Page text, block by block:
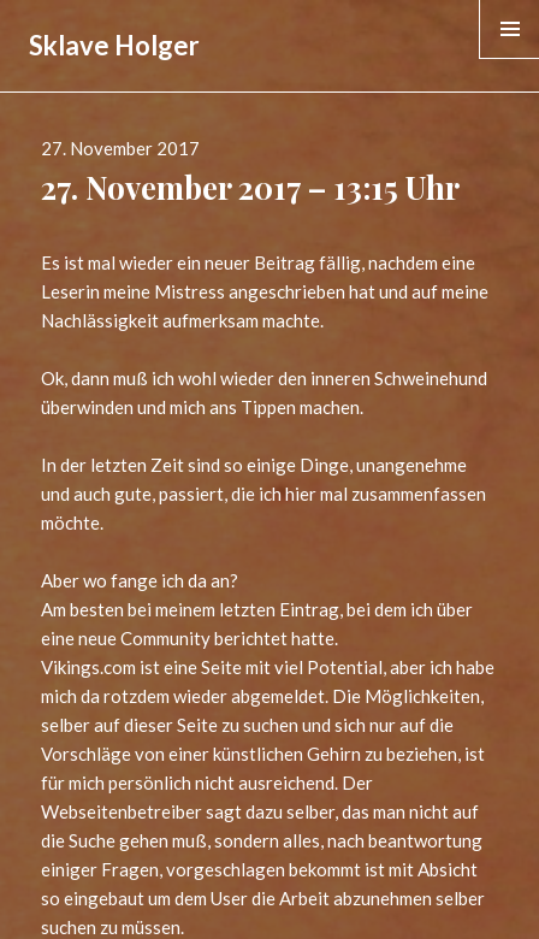
Sklave Holger
Veröffentlicht
27. November 2017
27. November 2017 – 13:15 Uhr
Es ist mal wieder ein neuer Beitrag fällig, nachdem eine
Leserin meine Mistress angeschrieben hat und auf meine
Nachlässigkeit aufmerksam machte.
Ok, dann muß ich wohl wieder den inneren Schweinehund
überwinden und mich ans Tippen machen.
In der letzten Zeit sind so einige Dinge, unangenehme
und auch gute, passiert, die ich hier mal zusammenfassen
möchte.
Aber wo fange ich da an?
Am besten bei meinem letzten Eintrag, bei dem ich über
eine neue Community berichtet hatte.
Vikings.com ist eine Seite mit viel Potential, aber ich habe
mich da rotzdem wieder abgemeldet. Die Möglichkeiten,
selber auf dieser Seite zu suchen und sich nur auf die
Vorschläge von einer künstlichen Gehirn zu beziehen, ist
für mich persönlich nicht ausreichend. Der
Webseitenbetreiber sagt dazu selber, das man nicht auf
die Suche gehen muß, sondern alles, nach beantwortung
einiger Fragen, vorgeschlagen bekommt ist mit Absicht
so eingebaut um dem User die Arbeit abzunehmen selber
suchen zu müssen.